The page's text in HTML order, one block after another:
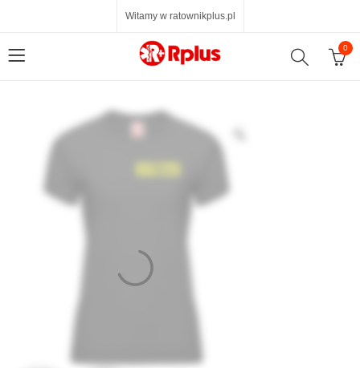
Witamy w ratownikplus.pl
0